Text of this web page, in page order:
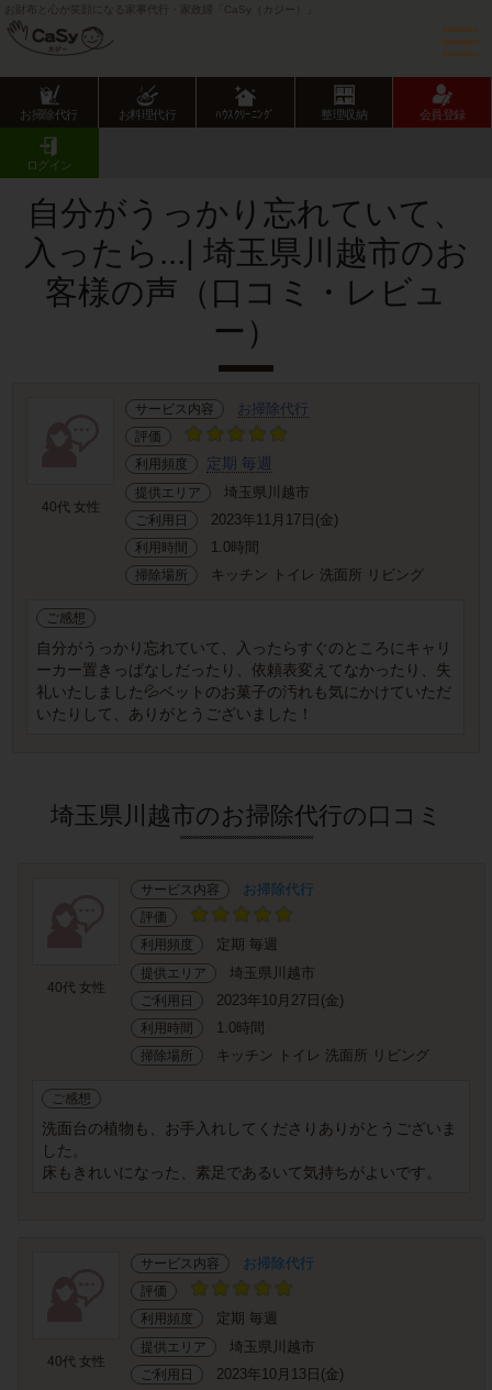
お財布と心が笑顔になる家事代行・家政婦「CaSy（カジー）」
お掃除代行 お料理代行 ﾊｳｽｸﾘｰﾆﾝｸﾞ 整理収納 会員登録
ログイン
CaSy TOP
お客様の声･口コミ詳細
自分がうっかり忘れていて、
入ったら...| 埼玉県川越市のお
客様の声（口コミ・レビュ
ー）
40代 女性
サービス内容 お掃除代行
評価
利用頻度
定期 毎週
提供エリア 埼玉県川越市
ご利用日 2023年11月17日(金)
利用時間 1.0時間
掃除場所 キッチン トイレ 洗面所 リビング
ご感想
自分がうっかり忘れていて、入ったらすぐのところにキャリ
ーカー置きっぱなしだったり、依頼表変えてなかったり、失
礼いたしました💦ベットのお菓子の汚れも気にかけていただ
いたりして、ありがとうございました！
埼玉県川越市のお掃除代行の口コミ
40代 女性
サービス内容 お掃除代行
評価
利用頻度
定期 毎週
提供エリア 埼玉県川越市
ご利用日 2023年10月27日(金)
利用時間 1.0時間
掃除場所 キッチン トイレ 洗面所 リビング
ご感想
洗面台の植物も、お手入れしてくださりありがとうございま
した。
床もきれいになった、素足であるいて気持ちがよいです。
40代 女性
サービス内容 お掃除代行
評価
利用頻度
定期 毎週
提供エリア 埼玉県川越市
ご利用日 2023年10月13日(金)